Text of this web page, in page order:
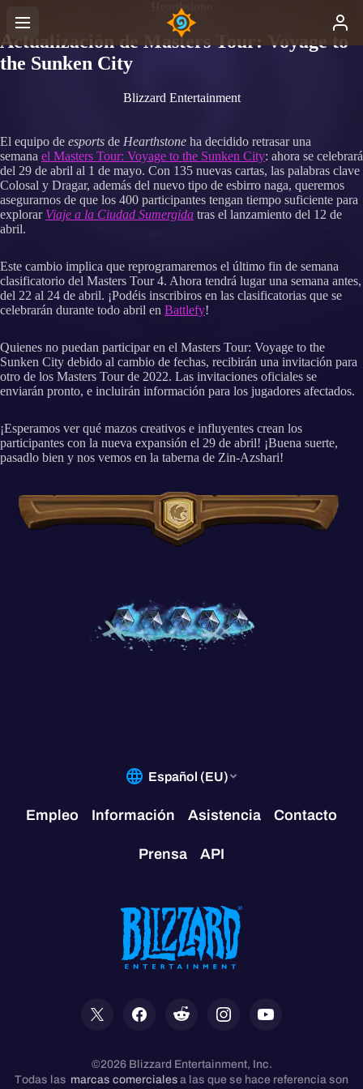
Hearthstone
Actualización de Masters Tour: Voyage to
the Sunken City
Blizzard Entertainment
El equipo de esports de Hearthstone ha decidido retrasar una
semana el Masters Tour: Voyage to the Sunken City: ahora se celebrará
del 29 de abril al 1 de mayo. Con 135 nuevas cartas, las palabras clave
Colosal y Dragar, además del nuevo tipo de esbirro naga, queremos
asegurarnos de que los 400 participantes tengan tiempo suficiente para
explorar Viaje a la Ciudad Sumergida tras el lanzamiento del 12 de
abril.
Este cambio implica que reprogramaremos el último fin de semana
clasificatorio del Masters Tour 4. Ahora tendrá lugar una semana antes,
del 22 al 24 de abril. ¡Podéis inscribiros en las clasificatorias que se
celebrarán durante todo abril en Battlefy!
Quienes no puedan participar en el Masters Tour: Voyage to the
Sunken City debido al cambio de fechas, recibirán una invitación para
otro de los Masters Tour de 2022. Las invitaciones oficiales se
enviarán pronto, e incluirán información para los jugadores afectados.
¡Esperamos ver qué mazos creativos e influyentes crean los
participantes con la nueva expansión el 29 de abril! ¡Buena suerte,
pasadlo bien y nos vemos en la taberna de Zin-Azshari!